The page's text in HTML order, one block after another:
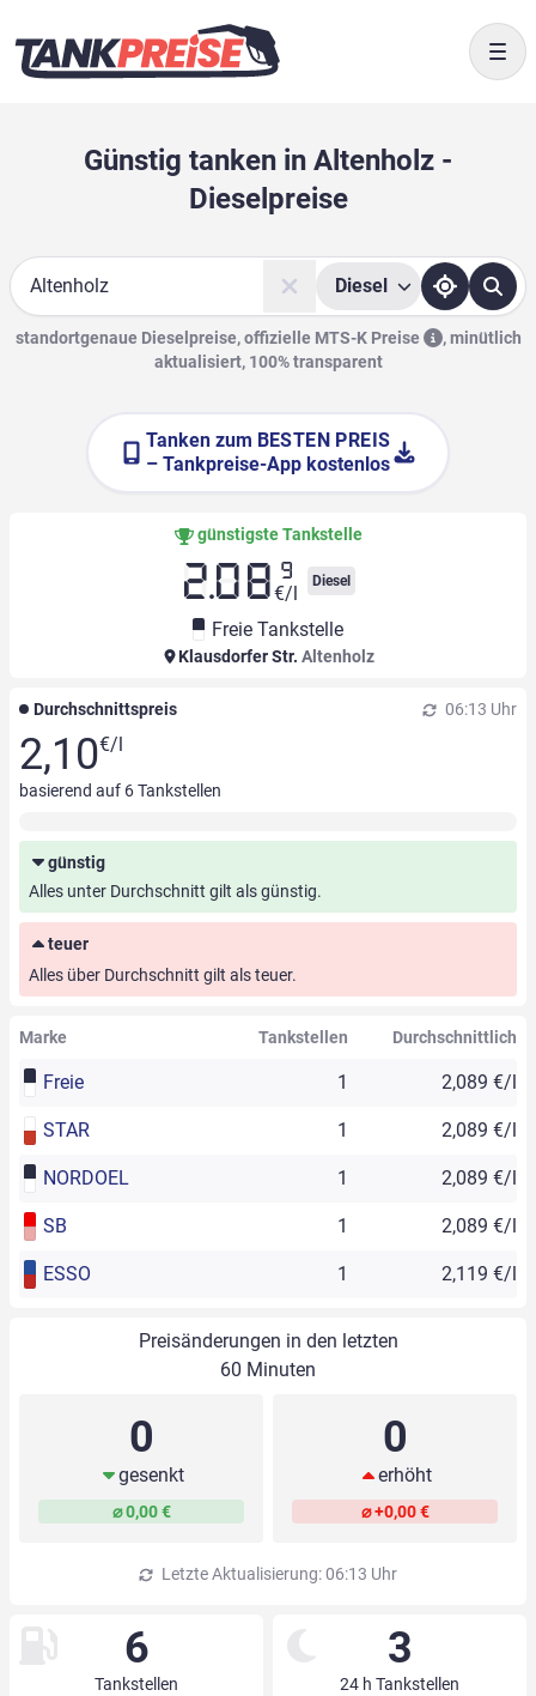
Günstig tanken in Altenholz -
Dieselpreise
Suche
Diesel
standortgenaue Dieselpreise, offizielle MTS-K Preise ,minütlich
aktualisiert, 100% transparent
Tanken zum BESTEN PREIS
– Tankpreise-App kostenlos
günstigste Tankstelle
2.08 9
€/l
Diesel
Freie Tankstelle
Klausdorfer Str. Altenholz
Durchschnittspreis 06:13 Uhr
2,10€/l
basierend auf 6Tankstellen
günstig
Alles unter Durchschnitt gilt als günstig.
teuer
Alles über Durchschnitt gilt als teuer.
Marke Tankstellen Durchschnittlich
Freie 1 2,089 €/l
STAR 1 2,089 €/l
NORDOEL 1 2,089 €/l
SB 1 2,089 €/l
ESSO 1 2,119 €/l
Preisänderungen in den letzten
60 Minuten
0
gesenkt
⌀ 0,00 €
0
erhöht
⌀ +0,00 €
Letzte Aktualisierung: 06:13 Uhr
6
Tankstellen
3
24 h Tankstellen